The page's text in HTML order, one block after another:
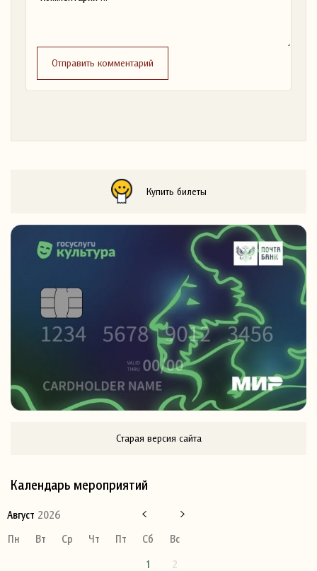
Отправить комментарий
Купить билеты
Старая версия сайта
Календарь мероприятий
Август 2026
Пн
Вт Ср Чт Пт Сб
Вс
1
2